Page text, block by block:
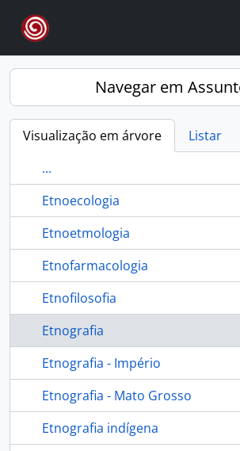
Skip to main content
Navegar em
Visualização em árvore Listar
...
Etnoecologia
Etnoetmologia
Etnofarmacologia
Etnofilosofia
Etnografia
Etnografia - Império
Etnografia - Mato Grosso
Etnografia indígena